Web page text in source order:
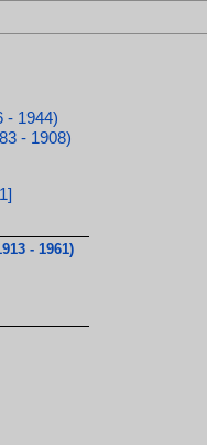
- 1944)
- 1908)
- 1961)